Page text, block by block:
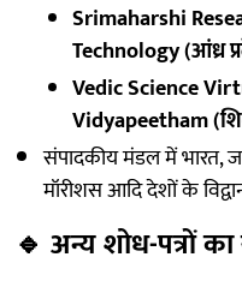
Srimaharshi
Technology (आंध्र
Vedic Science
Vidyapeetham
संपादकीय मंडल में भारत,
मॉरीशस आदि देशों के
🔹 अन्य शोध-पत्रों